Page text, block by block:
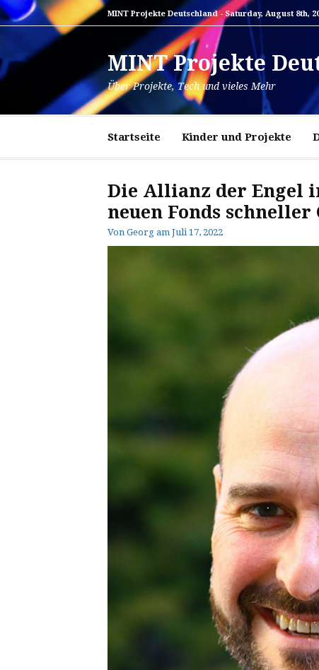
Zum
Inhalt
MINT Projekte Deutschland - Saturday, August 8th,
MINT Projekte
Über Projekte, Tech und vieles Mehr
Startseite Kinder und Projekte
Die Allianz der Engel
neuen Fonds
Von Georg am Juli 17, 2022